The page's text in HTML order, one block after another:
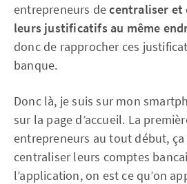
entrepreneurs decentraliser et
leurs justificatifs au même
donc de rapprocher ces
banque.
Donc là, je suis sur mon
sur la page d’accueil. La
entrepreneurs au tout début, ça
centraliser leurs comptes
l’application, on est ce qu’on